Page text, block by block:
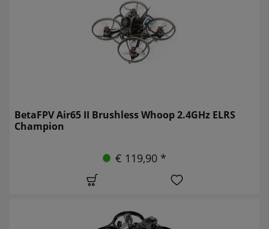
BetaFPV Air65 II Brushless Whoop 2.4GHz ELRS
Champion
€ 119,90 *